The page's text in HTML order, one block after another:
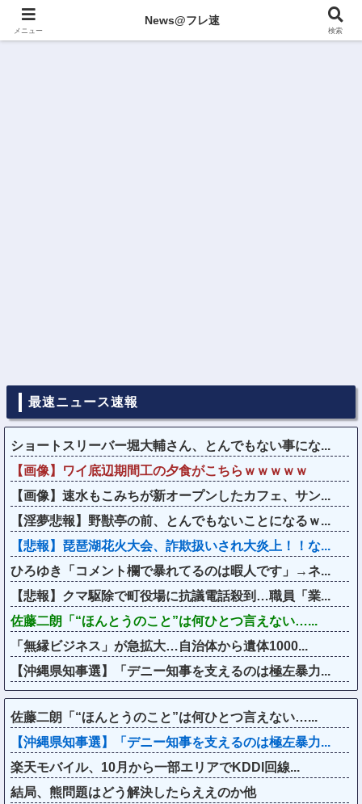
最速ニュース速報
ショートスリーバー堀大輔さん、とんでもない事にな...
【画像】ワイ底辺期間工の夕食がこちらｗｗｗｗｗ
【画像】速水もこみちが新オープンしたカフェ、サン...
【淫夢悲報】野獣亭の前、とんでもないことになるｗ...
【悲報】琵琶湖花火大会、詐欺扱いされ大炎上！！な...
ひろゆき「コメント欄で暴れてるのは暇人です」→ネ...
【悲報】クマ駆除で町役場に抗議電話殺到…職員「業...
佐藤二朗「“ほんとうのこと”は何ひとつ言えない…...
「無縁ビジネス」が急拡大…自治体から遺体1000...
【沖縄県知事選】「デニー知事を支えるのは極左暴力...
佐藤二朗「“ほんとうのこと”は何ひとつ言えない…...
【沖縄県知事選】「デニー知事を支えるのは極左暴力...
楽天モバイル、10月から一部エリアでKDDI回線...
結局、熊問題はどう解決したらええのか他
メニュー
News@フレ速
検索